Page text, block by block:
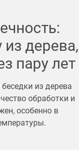
из дерева,
пару лет
из дерева
обработки и
особенно в